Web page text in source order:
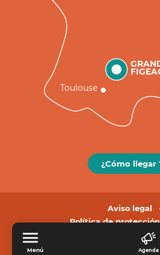
Menú Agenda
Toulouse
¿Cómo llegar
Aviso legal
Política de